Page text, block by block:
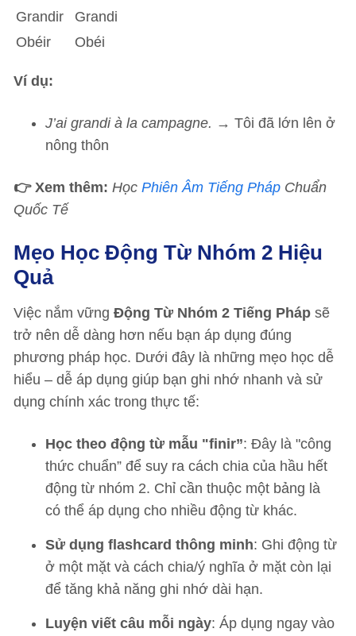
Grandir
Grandi
Obéir
Obéi
Ví dụ:
J’ai grandi à la campagne. → Tôi đã lớn lên ở
nông thôn
👉 Xem thêm: Học Phiên Âm Tiếng Pháp Chuẩn
Quốc Tế
Mẹo Học Động Từ Nhóm 2 Hiệu
Quả
Việc nắm vững Động Từ Nhóm 2 Tiếng Pháp sẽ
trở nên dễ dàng hơn nếu bạn áp dụng đúng
phương pháp học. Dưới đây là những mẹo học dễ
hiểu – dễ áp dụng giúp bạn ghi nhớ nhanh và sử
dụng chính xác trong thực tế:
Học theo động từ mẫu "finir”: Đây là "công
thức chuẩn” để suy ra cách chia của hầu hết
động từ nhóm 2. Chỉ cần thuộc một bảng là
có thể áp dụng cho nhiều động từ khác.
Sử dụng flashcard thông minh: Ghi động từ
ở một mặt và cách chia/ý nghĩa ở mặt còn lại
để tăng khả năng ghi nhớ dài hạn.
Luyện viết câu mỗi ngày: Áp dụng ngay vào